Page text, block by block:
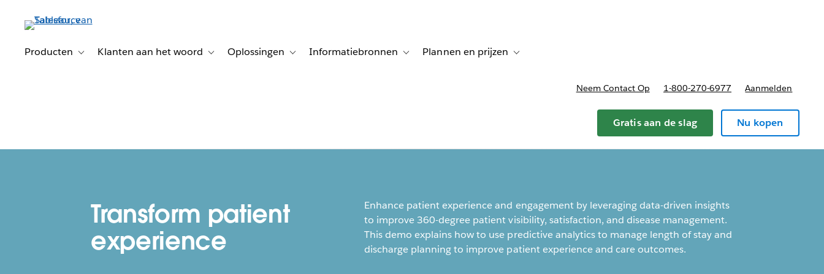
Producten
Toggle sub-navigation for Producten
Klanten aan het woord Toggle sub-navigation for Klanten aan het woord
Oplossingen Toggle sub-navigation for Oplossingen
Informatiebronnen Toggle sub-navigation for Informatiebronnen
Plannen en prijzen Toggle sub-navigation for Plannen en prijzen
Neem Contact Op 1-800-270-6977 Aanmelden
Gratis aan de slag Nu kopen
Transform patient
experience
Enhance patient experience and engagement by leveraging data-driven insights
to improve 360-degree patient visibility, satisfaction, and disease management.
This demo explains how to use predictive analytics to manage length of stay and
discharge planning to improve patient experience and care outcomes.